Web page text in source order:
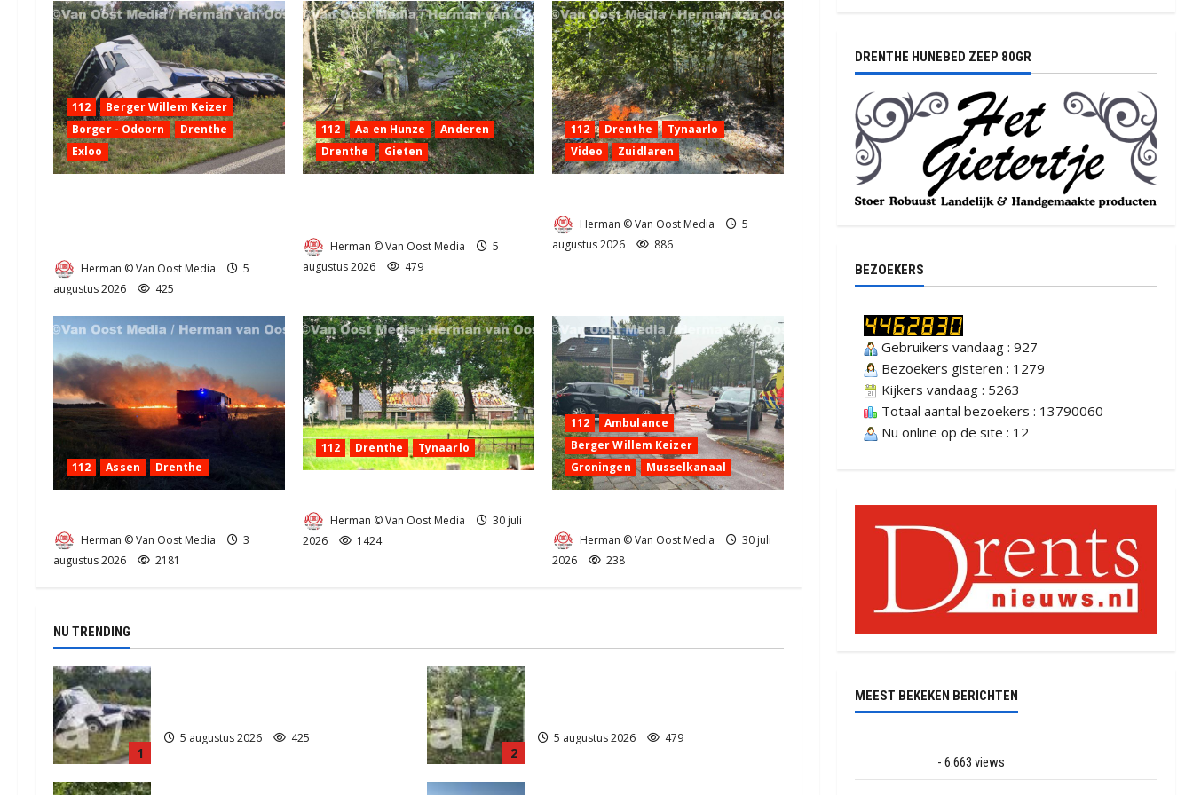
i
e
112
Berger Willem Keizer
Borger - Odoorn
Drenthe
Exloo
Herman © Van Oost Media
5
augustus 2026
425
112 Aa en Hunze
Anderen
Drenthe
Gieten
Herman © Van Oost Media
5
augustus 2026
479
112 Drenthe
Tynaarlo
Video
Zuidlaren
Herman © Van Oost Media
5
augustus 2026
886
112 Assen Drenthe
Herman © Van Oost Media
3
augustus 2026
2181
112 Drenthe Tynaarlo
Herman © Van Oost Media
30 juli
2026
1424
112
Ambulance
Berger Willem Keizer
Groningen
Musselkanaal
Herman © Van Oost Media
30 juli
2026
238
NU TRENDING
1
5 augustus 2026 425
2
5 augustus 2026 479
DRENTHE HUNEBED ZEEP 80GR
BEZOEKERS
Gebruikers vandaag : 927
Bezoekers gisteren : 1279
Kijkers vandaag : 5263
Totaal aantal bezoekers : 13790060
Nu online op de site : 12
MEEST BEKEKEN BERICHTEN
- 6.663 views